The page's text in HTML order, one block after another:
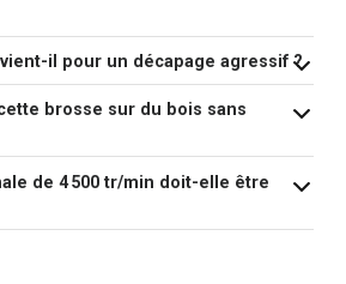
il pour un décapage agressif ?
brosse sur du bois sans
de 4 500 tr/min doit-elle être